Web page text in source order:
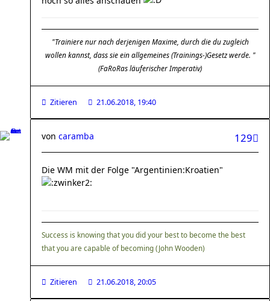
"Trainiere nur nach derjenigen Maxime, durch die du zugleich
wollen kannst, dass sie ein allgemeines (Trainings-)Gesetz werde. "
(FaRoRas läuferischer Imperativ)
Zitieren 21.06.2018, 19:40
129
von caramba
Die WM mit der Folge "Argentinien:Kroatien"
Success is knowing that you did your best to become the best
that you are capable of becoming (John Wooden)
Zitieren 21.06.2018, 20:05